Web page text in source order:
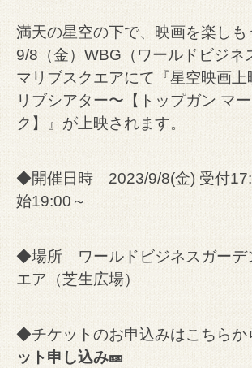
満天の星空の下で、映画を楽し
9/8（金）WBG（ワールドビジネ
マリブスクエアにて『星空映画
リブシアター〜【トップガン マ
ク】』が上映されます。
◆開催日時 2023/9/8(金) 受付
始19:00～
◆場所 ワールドビジネスガーデ
エア（芝生広場）
◆チケットのお申込みはこち
ット申し込み🎫